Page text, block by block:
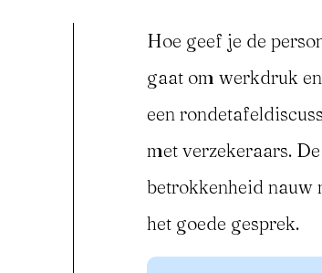
Hoe geef je de
gaat om werkdruk
een
met verzekeraars.
betrokkenheid nauw
het goede gesprek.